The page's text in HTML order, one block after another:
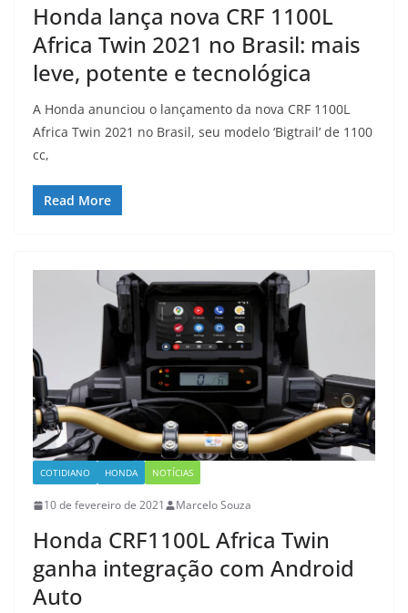
Honda lança nova CRF 1100L
Africa Twin 2021 no Brasil: mais
leve, potente e tecnológica
A Honda anunciou o lançamento da nova CRF 1100L
Africa Twin 2021 no Brasil, seu modelo ‘Bigtrail’ de 1100
cc,
Read More
COTIDIANO HONDA NOTÍCIAS
10 de fevereiro de 2021 Marcelo Souza
Honda CRF1100L Africa Twin
ganha integração com Android
Auto